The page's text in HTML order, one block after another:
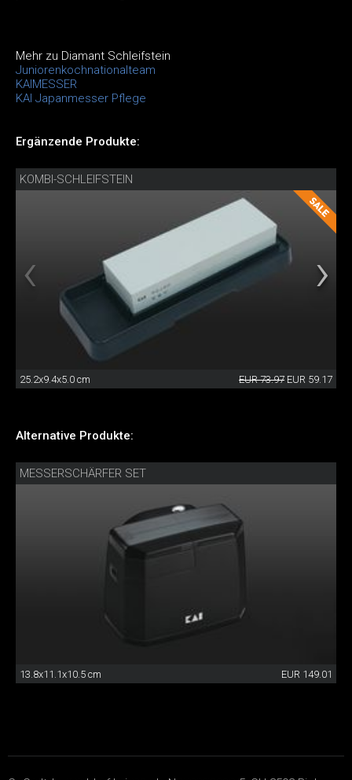
Mehr zu Diamant Schleifstein
Juniorenkochnationalteam
KAIMESSER
KAI Japanmesser Pflege
Ergänzende Produkte:
KOMBI-SCHLEIFSTEIN
25.2x9.4x5.0 cm EUR 73.97 EUR 59.17
Alternative Produkte:
MESSERSCHÄRFER SET
13.8x11.1x10.5 cm EUR 149.01